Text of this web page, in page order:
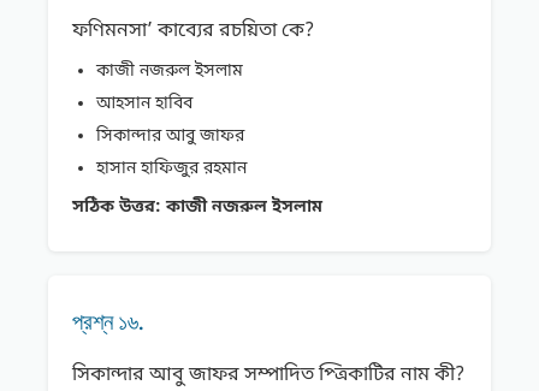
ফণিমনসা’ কাব্যের রচয়িতা কে?
কাজী নজরুল ইসলাম
আহসান হাবিব
সিকান্দার আবু জাফর
হাসান হাফিজুর রহমান
সঠিক উত্তর: কাজী নজরুল ইসলাম
প্রশ্ন ১৬.
সিকান্দার আবু জাফর সম্পাদিত প্ত্রিকাটির নাম কী?